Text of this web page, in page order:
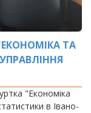
ТА
ОБЛАСТІ
"Економіка
в Івано-